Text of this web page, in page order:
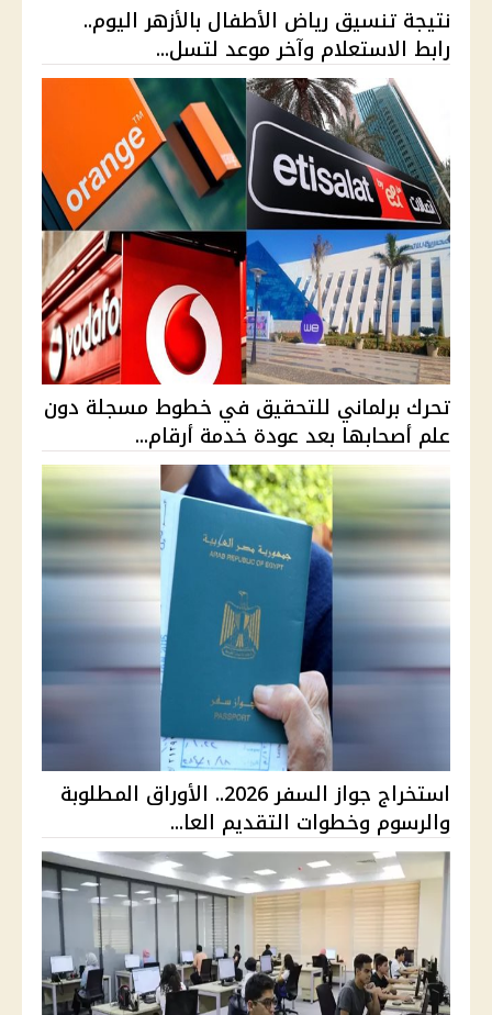
نتيجة تنسيق رياض الأطفال بالأزهر اليوم..
رابط الاستعلام وآخر موعد لتسل...
تحرك برلماني للتحقيق في خطوط مسجلة دون
علم أصحابها بعد عودة خدمة أرقام...
استخراج جواز السفر 2026.. الأوراق المطلوبة
والرسوم وخطوات التقديم العا...